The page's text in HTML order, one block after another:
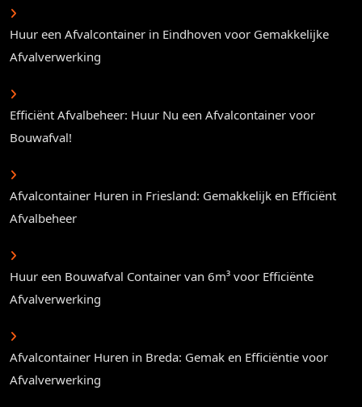
Huur een Afvalcontainer in Eindhoven voor Gemakkelijke
Afvalverwerking
Efficiënt Afvalbeheer: Huur Nu een Afvalcontainer voor
Bouwafval!
Afvalcontainer Huren in Friesland: Gemakkelijk en Efficiënt
Afvalbeheer
Huur een Bouwafval Container van 6m³ voor Efficiënte
Afvalverwerking
Afvalcontainer Huren in Breda: Gemak en Efficiëntie voor
Afvalverwerking